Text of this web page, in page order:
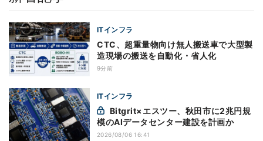
ITインフラ
CTC、超重量物向け無人搬送車で大型製
造現場の搬送を自動化・省人化
9分前
ITインフラ
模のAIデータセンター建設を計画か
2026/08/06 16:41